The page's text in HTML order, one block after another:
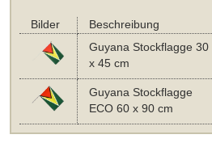
Bilder Beschreibung
Guyana Stockflagge 30
x 45 cm
Guyana Stockflagge
ECO 60 x 90 cm